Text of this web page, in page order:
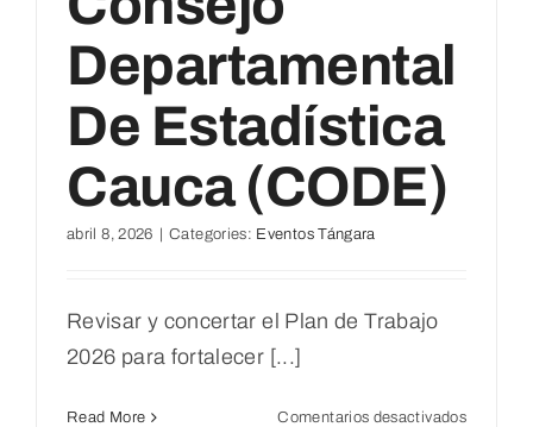
Departamental
De Estadística
Cauca (CODE)
abril 8, 2026 | Categories: Eventos Tángara
Revisar y concertar el Plan de Trabajo
2026 para fortalecer [...]
Read More Comentarios desactivadosen